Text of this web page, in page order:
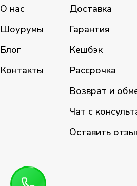
О нас
Шоурумы
Блог
Контакты
Доставка
Гарантия
Кешбэк
Рассрочка
Возврат и
Чат с
Оставить